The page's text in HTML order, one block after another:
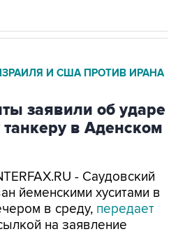
И США ПРОТИВ ИРАНА
заявили об ударе
в Аденском
- Саудовский
йеменскими хуситами в
в среду, передает
на заявление